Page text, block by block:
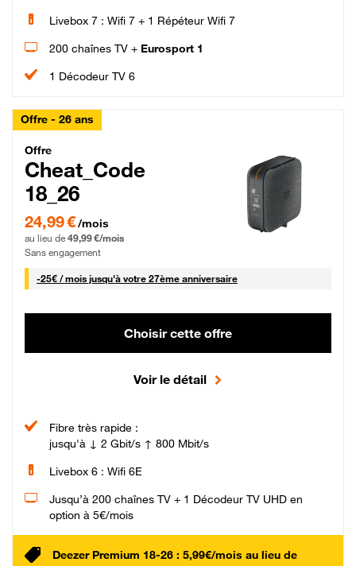
Livebox 7 : Wifi 7 + 1 Répéteur Wifi 7
200 chaînes TV + Eurosport 1
1 Décodeur TV 6
Offre - 26 ans
Cheat_Code Fibre_18_26
Offre
Cheat_Code
18_26
24,99 € par mois pendant 0 mois puis 49,99 € par mois, Sans engagement
24,99 €/mois
au lieu de 49,99 €/mois
Sans engagement
-25€ / mois25 € par mois
jusqu'à votre 27ème anniversaire
Choisir cette offre
Voir le détail
Fibre très rapide :
jusqu'à ↓ 2 Gbit/s ↑ 800 Mbit/s
Livebox 6 : Wifi 6E
Jusqu’à 200 chaînes TV + 1 Décodeur TV UHD en
option à 5€/mois
Deezer Premium 18-26 : 5,99€/mois au lieu de